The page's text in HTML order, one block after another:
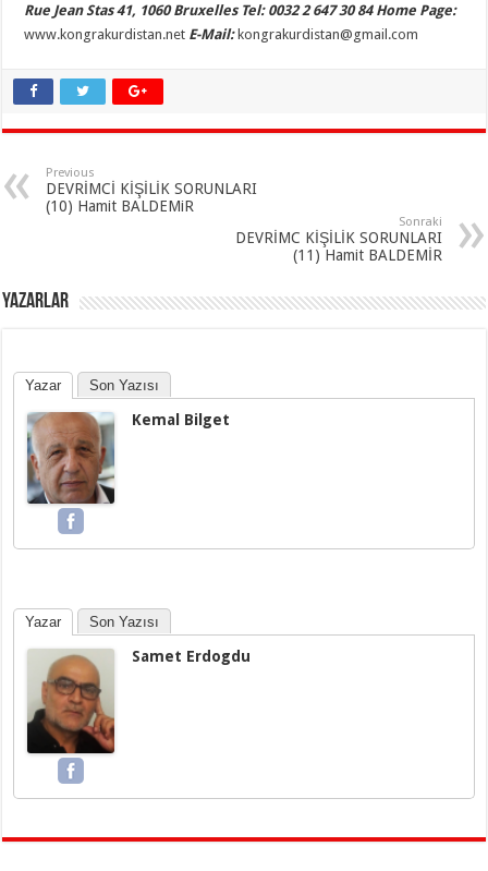
Rue Jean Stas 41, 1060 Bruxelles Tel: 0032 2 647 30 84 Home Page:
www.kongrakurdistan.net E-Mail: kongrakurdistan@gmail.com
Previous
DEVRİMCİ KİŞİLİK SORUNLARI
(10) Hamit BALDEMiR
Sonraki
DEVRİMC KİŞİLİK SORUNLARI
(11) Hamit BALDEMİR
YAZARLAR
Yazar Son Yazısı
Kemal Bilget
Yazar Son Yazısı
Samet Erdogdu